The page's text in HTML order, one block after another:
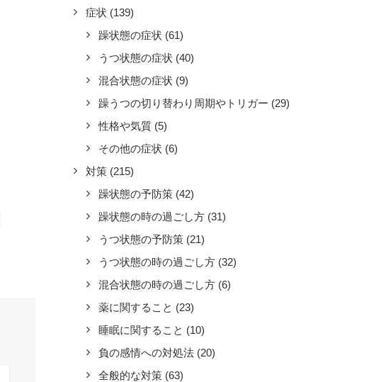
症状 (139)
躁状態の症状 (61)
うつ状態の症状 (40)
混合状態の症状 (9)
躁うつの切り替わり周期やトリガー (29)
性格や気質 (5)
その他の症状 (6)
対策 (215)
躁状態の予防策 (42)
躁状態の時の過ごし方 (31)
うつ状態の予防策 (21)
うつ状態の時の過ごし方 (32)
混合状態の時の過ごし方 (6)
薬に関すること (23)
睡眠に関すること (10)
負の感情への対処法 (20)
全般的な対策 (63)